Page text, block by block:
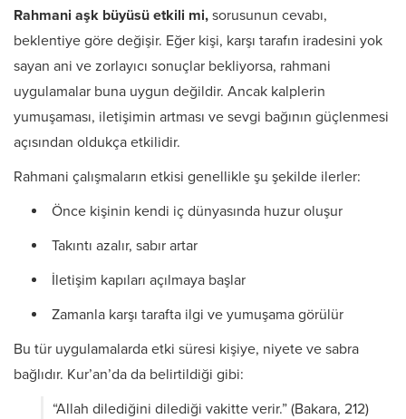
Rahmani aşk büyüsü etkili mi, sorusunun cevabı,
beklentiye göre değişir. Eğer kişi, karşı tarafın iradesini yok
sayan ani ve zorlayıcı sonuçlar bekliyorsa, rahmani
uygulamalar buna uygun değildir. Ancak kalplerin
yumuşaması, iletişimin artması ve sevgi bağının güçlenmesi
açısından oldukça etkilidir.
Rahmani çalışmaların etkisi genellikle şu şekilde ilerler:
Önce kişinin kendi iç dünyasında huzur oluşur
Takıntı azalır, sabır artar
İletişim kapıları açılmaya başlar
Zamanla karşı tarafta ilgi ve yumuşama görülür
Bu tür uygulamalarda etki süresi kişiye, niyete ve sabra
bağlıdır. Kur’an’da da belirtildiği gibi:
“Allah dilediğini dilediği vakitte verir.” (Bakara, 212)